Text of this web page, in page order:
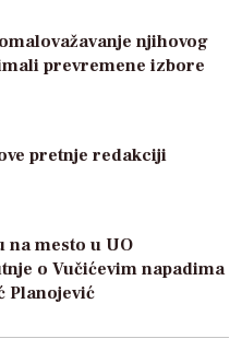
njihovog
prevremene izbore
pretnje redakciji
na mesto u UO
o Vučićevim napadima
Planojević